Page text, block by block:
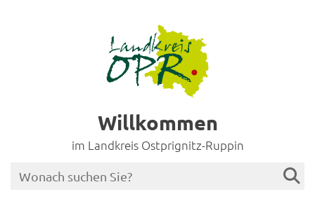
Willkommen
im Landkreis Ostprignitz-Ruppin